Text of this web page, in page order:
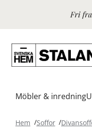
Fri
Möbler & inredning
Hem Soffor